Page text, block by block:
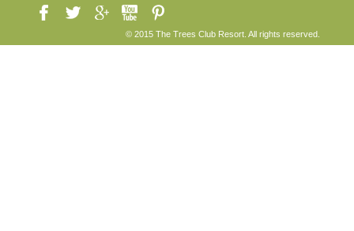
© 2015 The Trees Club Resort. All rights reserved.